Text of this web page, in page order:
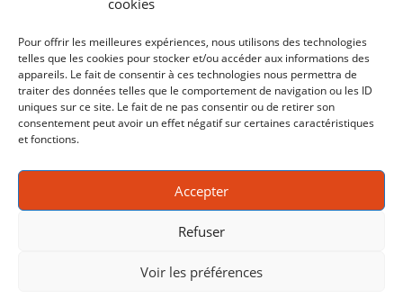
cookies
Pour offrir les meilleures expériences, nous utilisons des technologies
telles que les cookies pour stocker et/ou accéder aux informations des
appareils. Le fait de consentir à ces technologies nous permettra de
traiter des données telles que le comportement de navigation ou les ID
uniques sur ce site. Le fait de ne pas consentir ou de retirer son
consentement peut avoir un effet négatif sur certaines caractéristiques
et fonctions.
Accepter
Refuser
Voir les préférences
formation WEB, formation aux logiciels de gestion.
(Rochefort, La Rochelle, Saintes, Royan, Oléron – et toute la
Charente Maritime (17)
Consultez le site
www.bilan-de-competences-17.fr
Politique de cookies (UE)